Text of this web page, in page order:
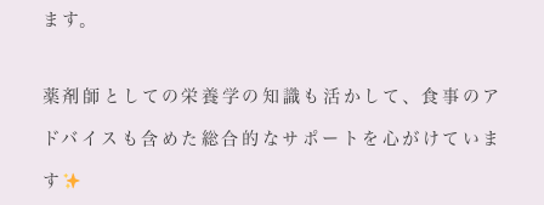
ます。
薬剤師としての栄養学の知識も活かして、食事のア
ドバイスも含めた総合的なサポートを心がけていま
す